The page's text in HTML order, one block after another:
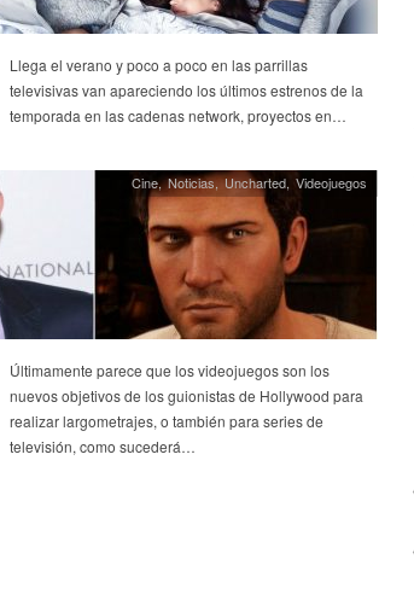
Llega el verano y poco a poco en las parrillas
televisivas van apareciendo los últimos estrenos de la
temporada en las cadenas network, proyectos en…
Cine,Noticias,Uncharted,Videojuegos
Últimamente parece que los videojuegos son los
nuevos objetivos de los guionistas de Hollywood para
realizar largometrajes, o también para series de
televisión, como sucederá…